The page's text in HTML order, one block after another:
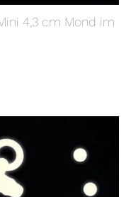
4,3 cm Mond im